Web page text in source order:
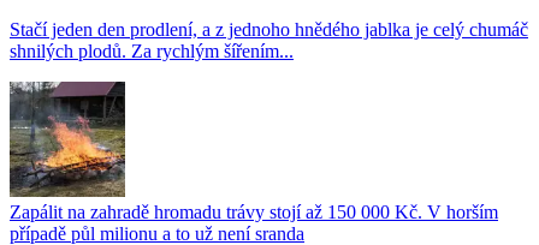
Stačí jeden den prodlení, a z jednoho hnědého jablka je celý chumáč
shnilých plodů. Za rychlým šířením...
Zapálit na zahradě hromadu trávy stojí až 150 000 Kč. V horším
případě půl milionu a to už není sranda